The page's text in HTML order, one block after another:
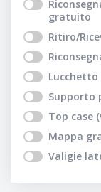
gratuito
Ritiro/
Lucchetto
Supporto
Top case
Mappa
Valigie